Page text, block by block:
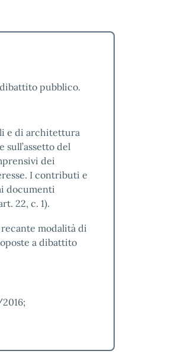
pubblico.
e di architettura
del
dei
I contributi e
documenti
22, c. 1).
modalità di
a dibattito